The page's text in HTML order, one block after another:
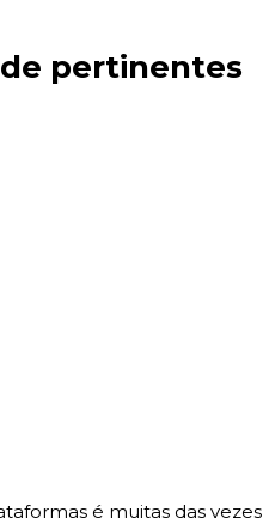
pertinentes
é muitas das vezes